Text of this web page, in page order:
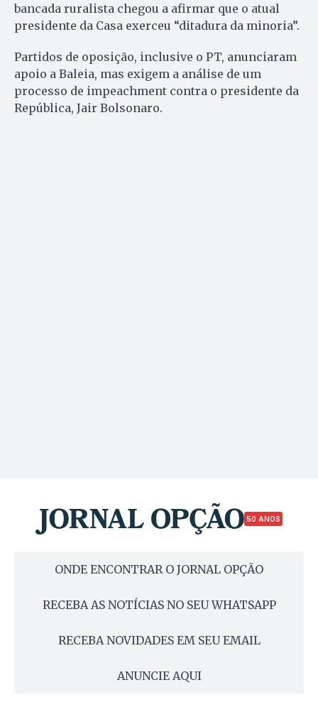
bancada ruralista chegou a afirmar que o atual
presidente da Casa exerceu “ditadura da minoria”.
Partidos de oposição, inclusive o PT, anunciaram
apoio a Baleia, mas exigem a análise de um
processo de impeachment contra o presidente da
República, Jair Bolsonaro.
50 ANOS
ONDE ENCONTRAR O JORNAL OPÇÃO
RECEBA AS NOTÍCIAS NO SEU WHATSAPP
RECEBA NOVIDADES EM SEU EMAIL
ANUNCIE AQUI